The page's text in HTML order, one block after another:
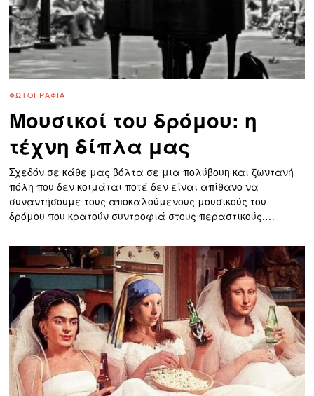
ΦΩΤΟΓΡΑΦΊΑ
Μουσικοί του δρόμου: η
τέχνη δίπλα μας
Σχεδόν σε κάθε μας βόλτα σε μια πολύβουη και ζωντανή
πόλη που δεν κοιμάται ποτέ δεν είναι απίθανο να
συναντήσουμε τους αποκαλούμενους μουσικούς του
δρόμου που κρατούν συντροφιά στους περαστικούς.…